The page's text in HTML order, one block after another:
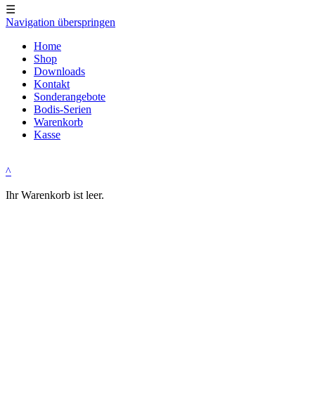
☰
Navigation überspringen
Home
Shop
Downloads
Kontakt
Sonderangebote
Bodis-Serien
Warenkorb
Kasse
^
Ihr Warenkorb ist leer.